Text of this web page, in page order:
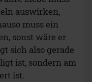
auswirken,
muss ein
sonst wäre er
sich also gerade
ist, sondern am
ist.